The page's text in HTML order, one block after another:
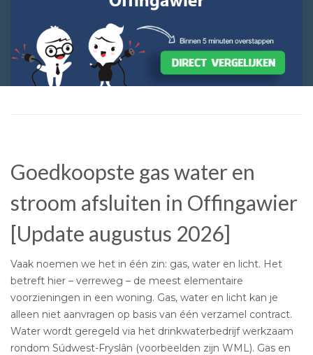
Goedkoopste gas water en
stroom afsluiten in Offingawier
[Update augustus 2026]
Vaak noemen we het in één zin: gas, water en licht. Het
betreft hier – verreweg – de meest elementaire
voorzieningen in een woning. Gas, water en licht kan je
alleen niet aanvragen op basis van één verzamel contract.
Water wordt geregeld via het drinkwaterbedrijf werkzaam
rondom Súdwest-Fryslân (voorbeelden zijn WML). Gas en